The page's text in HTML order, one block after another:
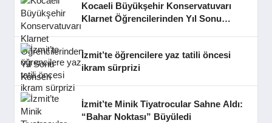
Kocaeli Büyükşehir Konservatuvarı
Klarnet Öğrencilerinden Yıl Sonu
İzmit’te öğrencilere yaz tatili öncesi
ikram sürprizi
İzmit’te Minik Tiyatrocular Sahne Aldı:
“Bahar Noktası” Büyüledi